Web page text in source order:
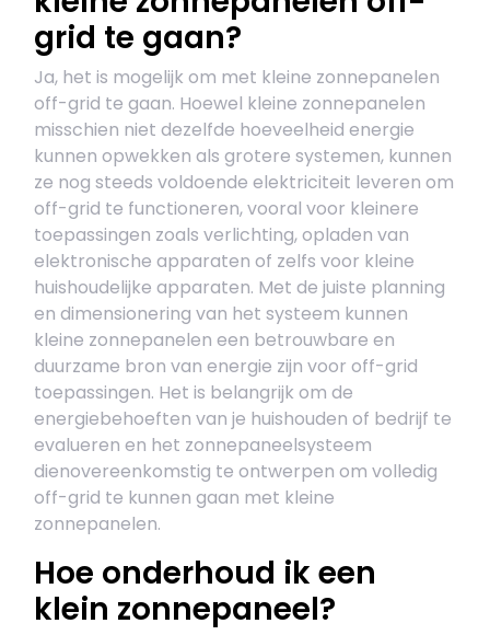
grid te gaan?
Ja, het is mogelijk om met kleine zonnepanelen
off-grid te gaan. Hoewel kleine zonnepanelen
misschien niet dezelfde hoeveelheid energie
kunnen opwekken als grotere systemen, kunnen
ze nog steeds voldoende elektriciteit leveren om
off-grid te functioneren, vooral voor kleinere
toepassingen zoals verlichting, opladen van
elektronische apparaten of zelfs voor kleine
huishoudelijke apparaten. Met de juiste planning
en dimensionering van het systeem kunnen
kleine zonnepanelen een betrouwbare en
duurzame bron van energie zijn voor off-grid
toepassingen. Het is belangrijk om de
energiebehoeften van je huishouden of bedrijf te
evalueren en het zonnepaneelsysteem
dienovereenkomstig te ontwerpen om volledig
off-grid te kunnen gaan met kleine
zonnepanelen.
Hoe onderhoud ik een
klein zonnepaneel?